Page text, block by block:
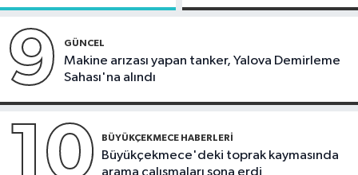
kayması
9 GÜNCEL
Makine arızası yapan tanker, Yalova Demirleme
Sahası'na alındı
10 BÜYÜKÇEKMECE HABERLERI
Büyükçekmece'deki toprak kaymasında
arama çalışmaları sona erdi